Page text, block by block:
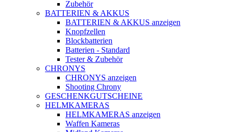
Zubehör
BATTERIEN & AKKUS
BATTERIEN & AKKUS anzeigen
Knopfzellen
Blockbatterien
Batterien - Standard
Tester & Zubehör
CHRONYS
CHRONYS anzeigen
Shooting Chrony
GESCHENKGUTSCHEINE
HELMKAMERAS
HELMKAMERAS anzeigen
Waffen Kameras